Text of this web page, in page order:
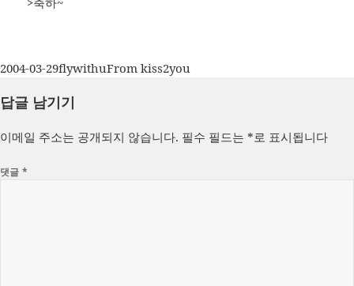
작
일
2004-03-29글
이
flywithu카
From kiss2you
답글 남기기
이메일 주소는 공개되지 않습니다. 필수 필드는 *로 표시됩니다
댓글*